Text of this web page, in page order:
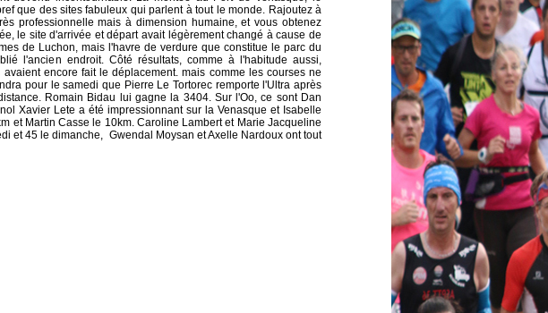
que des sites fabuleux qui parlent à tout le monde. Rajoutez à
professionnelle mais à dimension humaine, et vous obtenez
le site d'arrivée et départ avait légèrement changé à cause de
de Luchon, mais l'havre de verdure que constitue le parc du
l'ancien endroit. Côté résultats, comme à l'habitude aussi,
encore fait le déplacement. mais comme les courses ne
pour le samedi que Pierre Le Tortorec remporte l'Ultra après
Romain Bidau lui gagne la 3404. Sur l'Oo, ce sont Dan
Xavier Lete a été impressionnant sur la Venasque et Isabelle
et Martin Casse le 10km. Caroline Lambert et Marie Jacqueline
et 45 le dimanche, Gwendal Moysan et Axelle Nardoux ont tout